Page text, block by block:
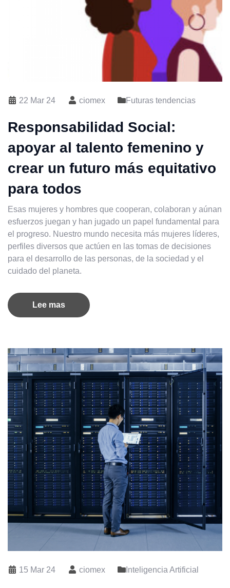
22 Mar 24 ciomex Futuras tendencias
Responsabilidad Social:
apoyar al talento femenino y
crear un futuro más equitativo
para todos
Esas mujeres y hombres que cooperan, colaboran y aúnan
esfuerzos juegan y han jugado un papel fundamental para
el progreso. Nuestro mundo necesita más mujeres líderes,
perfiles diversos que actúen en las tomas de decisiones
para el desarrollo de las personas, de la sociedad y el
cuidado del planeta.
Lee mas
15 Mar 24 ciomex Inteligencia Artificial